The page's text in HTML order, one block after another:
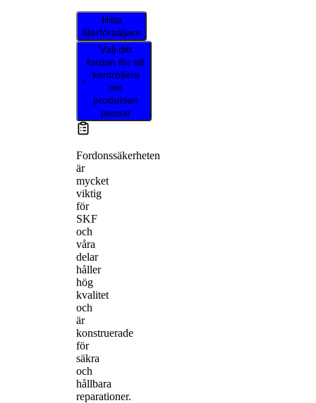
Hitta
återförsäljare
Välj ditt
fordon för att
kontrollera
om
produkten
passar
Fordonssäkerheten
är
mycket
viktig
för
SKF
och
våra
delar
håller
hög
kvalitet
och
är
konstruerade
för
säkra
och
hållbara
reparationer.